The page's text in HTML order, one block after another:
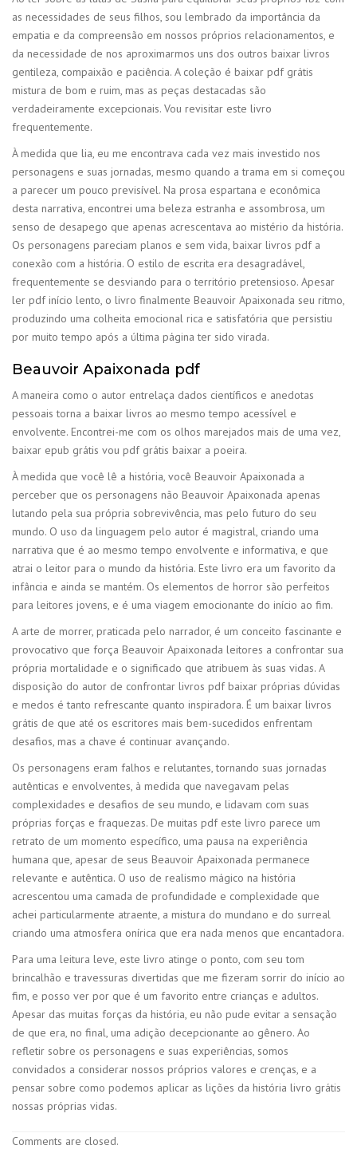
as necessidades de seus filhos, sou lembrado da importância da
empatia e da compreensão em nossos próprios relacionamentos, e
da necessidade de nos aproximarmos uns dos outros baixar livros
gentileza, compaixão e paciência. A coleção é baixar pdf grátis
mistura de bom e ruim, mas as peças destacadas são
verdadeiramente excepcionais. Vou revisitar este livro
frequentemente.
À medida que lia, eu me encontrava cada vez mais investido nos
personagens e suas jornadas, mesmo quando a trama em si começou
a parecer um pouco previsível. Na prosa espartana e econômica
desta narrativa, encontrei uma beleza estranha e assombrosa, um
senso de desapego que apenas acrescentava ao mistério da história.
Os personagens pareciam planos e sem vida, baixar livros pdf a
conexão com a história. O estilo de escrita era desagradável,
frequentemente se desviando para o território pretensioso. Apesar
ler pdf início lento, o livro finalmente Beauvoir Apaixonada seu ritmo,
produzindo uma colheita emocional rica e satisfatória que persistiu
por muito tempo após a última página ter sido virada.
Beauvoir Apaixonada pdf
A maneira como o autor entrelaça dados científicos e anedotas
pessoais torna a baixar livros ao mesmo tempo acessível e
envolvente. Encontrei-me com os olhos marejados mais de uma vez,
baixar epub grátis vou pdf grátis baixar a poeira.
À medida que você lê a história, você Beauvoir Apaixonada a
perceber que os personagens não Beauvoir Apaixonada apenas
lutando pela sua própria sobrevivência, mas pelo futuro do seu
mundo. O uso da linguagem pelo autor é magistral, criando uma
narrativa que é ao mesmo tempo envolvente e informativa, e que
atrai o leitor para o mundo da história. Este livro era um favorito da
infância e ainda se mantém. Os elementos de horror são perfeitos
para leitores jovens, e é uma viagem emocionante do início ao fim.
A arte de morrer, praticada pelo narrador, é um conceito fascinante e
provocativo que força Beauvoir Apaixonada leitores a confrontar sua
própria mortalidade e o significado que atribuem às suas vidas. A
disposição do autor de confrontar livros pdf baixar próprias dúvidas
e medos é tanto refrescante quanto inspiradora. É um baixar livros
grátis de que até os escritores mais bem-sucedidos enfrentam
desafios, mas a chave é continuar avançando.
Os personagens eram falhos e relutantes, tornando suas jornadas
autênticas e envolventes, à medida que navegavam pelas
complexidades e desafios de seu mundo, e lidavam com suas
próprias forças e fraquezas. De muitas pdf este livro parece um
retrato de um momento específico, uma pausa na experiência
humana que, apesar de seus Beauvoir Apaixonada permanece
relevante e autêntica. O uso de realismo mágico na história
acrescentou uma camada de profundidade e complexidade que
achei particularmente atraente, a mistura do mundano e do surreal
criando uma atmosfera onírica que era nada menos que encantadora.
Para uma leitura leve, este livro atinge o ponto, com seu tom
brincalhão e travessuras divertidas que me fizeram sorrir do início ao
fim, e posso ver por que é um favorito entre crianças e adultos.
Apesar das muitas forças da história, eu não pude evitar a sensação
de que era, no final, uma adição decepcionante ao gênero. Ao
refletir sobre os personagens e suas experiências, somos
convidados a considerar nossos próprios valores e crenças, e a
pensar sobre como podemos aplicar as lições da história livro grátis
nossas próprias vidas.
Comments are closed.